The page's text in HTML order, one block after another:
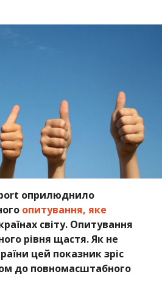
оприлюднило
опитування, яке
світу. Опитування
рівня щастя. Як не
цей показник зріс
до повномасштабного